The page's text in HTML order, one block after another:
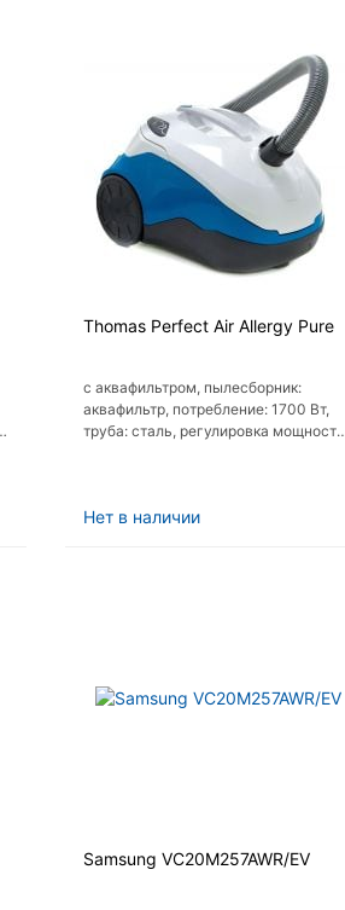
Thomas Perfect Air Allergy Pure
с аквафильтром, пылесборник:
аквафильтр, потребление: 1700 Вт,
труба: сталь, регулировка мощности
Нет в наличии
Samsung VC20M257AWR/EV